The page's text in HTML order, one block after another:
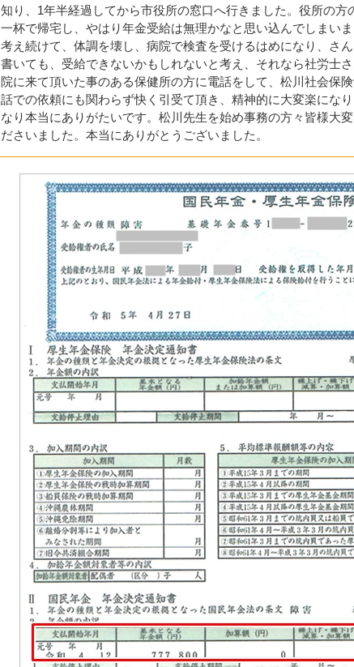
知り、1年半経過してから市役所の窓口へ行きました。役所の
一杯で帰宅し、やはり年金受給は無理かなと思い込んでしまい
考え続けて、体調を壊し、病院で検査を受けるはめになり、さ
書いても、受給できないかもしれないと考え、それなら社労士
院に来て頂いた事のある保健所の方に電話をして、松川社会保
話での依頼にも関わらず快く引受て頂き、精神的に大変楽にな
なり本当にありがたいです。松川先生を始め事務の方々皆様大
ださいました。本当にありがとうございました。